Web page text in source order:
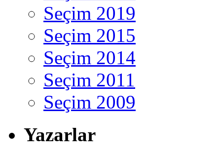
Seçim 2019
Seçim 2015
Seçim 2014
Seçim 2011
Seçim 2009
Yazarlar